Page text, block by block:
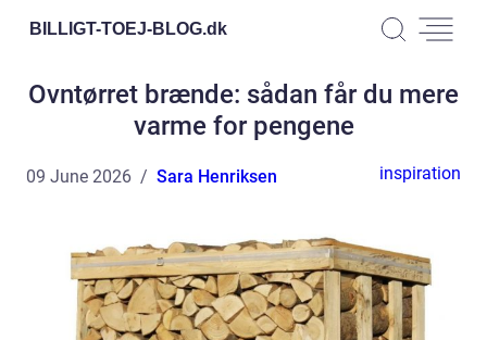
BILLIGT-TOEJ-BLOG.dk
Ovntørret brænde: sådan får du mere
varme for pengene
09 June 2026 Sara Henriksen inspiration